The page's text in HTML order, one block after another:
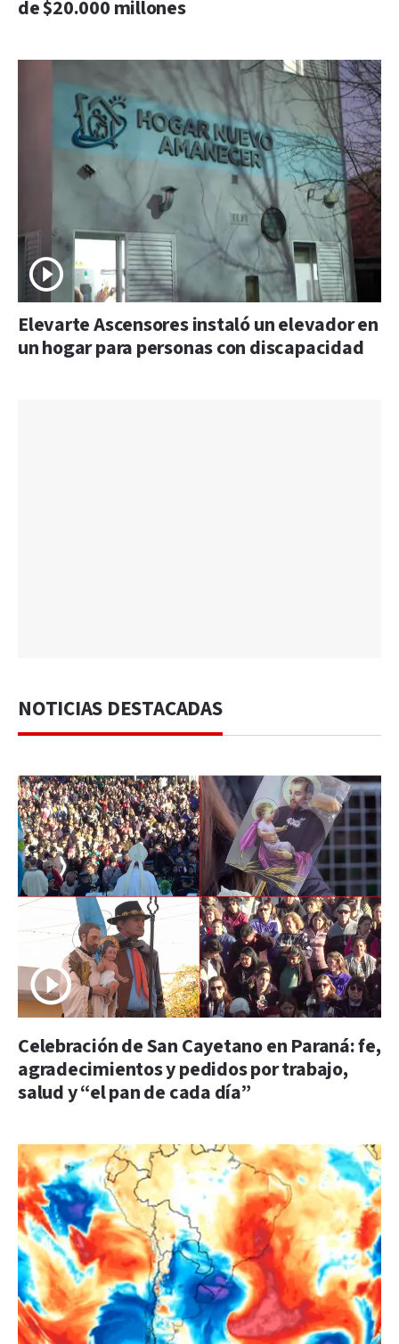
de $20.000 millones
Elevarte Ascensores instaló un elevador en
un hogar para personas con discapacidad
NOTICIAS DESTACADAS
Celebración de San Cayetano en Paraná: fe,
agradecimientos y pedidos por trabajo,
salud y “el pan de cada día”